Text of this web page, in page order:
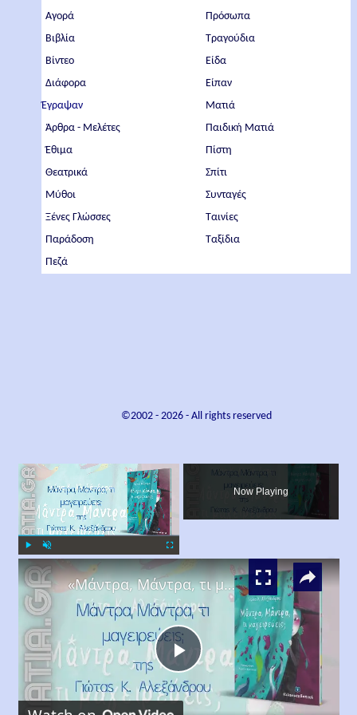
Αγορά
Βιβλία
Βίντεο
Διάφορα
Έγραψαν
Άρθρα - Μελέτες
Έθιμα
Θεατρικά
Μύθοι
Ξένες Γλώσσες
Παράδοση
Πεζά
Πρόσωπα
Τραγούδια
Είδα
Είπαν
Ματιά
Παιδική Ματιά
Πίστη
Σπίτι
Συνταγές
Ταινίες
Ταξίδια
©2002 - 2026- All rights reserved
×
Unmute Fullscreen
Now Playing
×
Play
«Μάντρα, Μάντρα, τι μαγειρεύεις;», Γιώτα Κ. Αλεξάνδρου